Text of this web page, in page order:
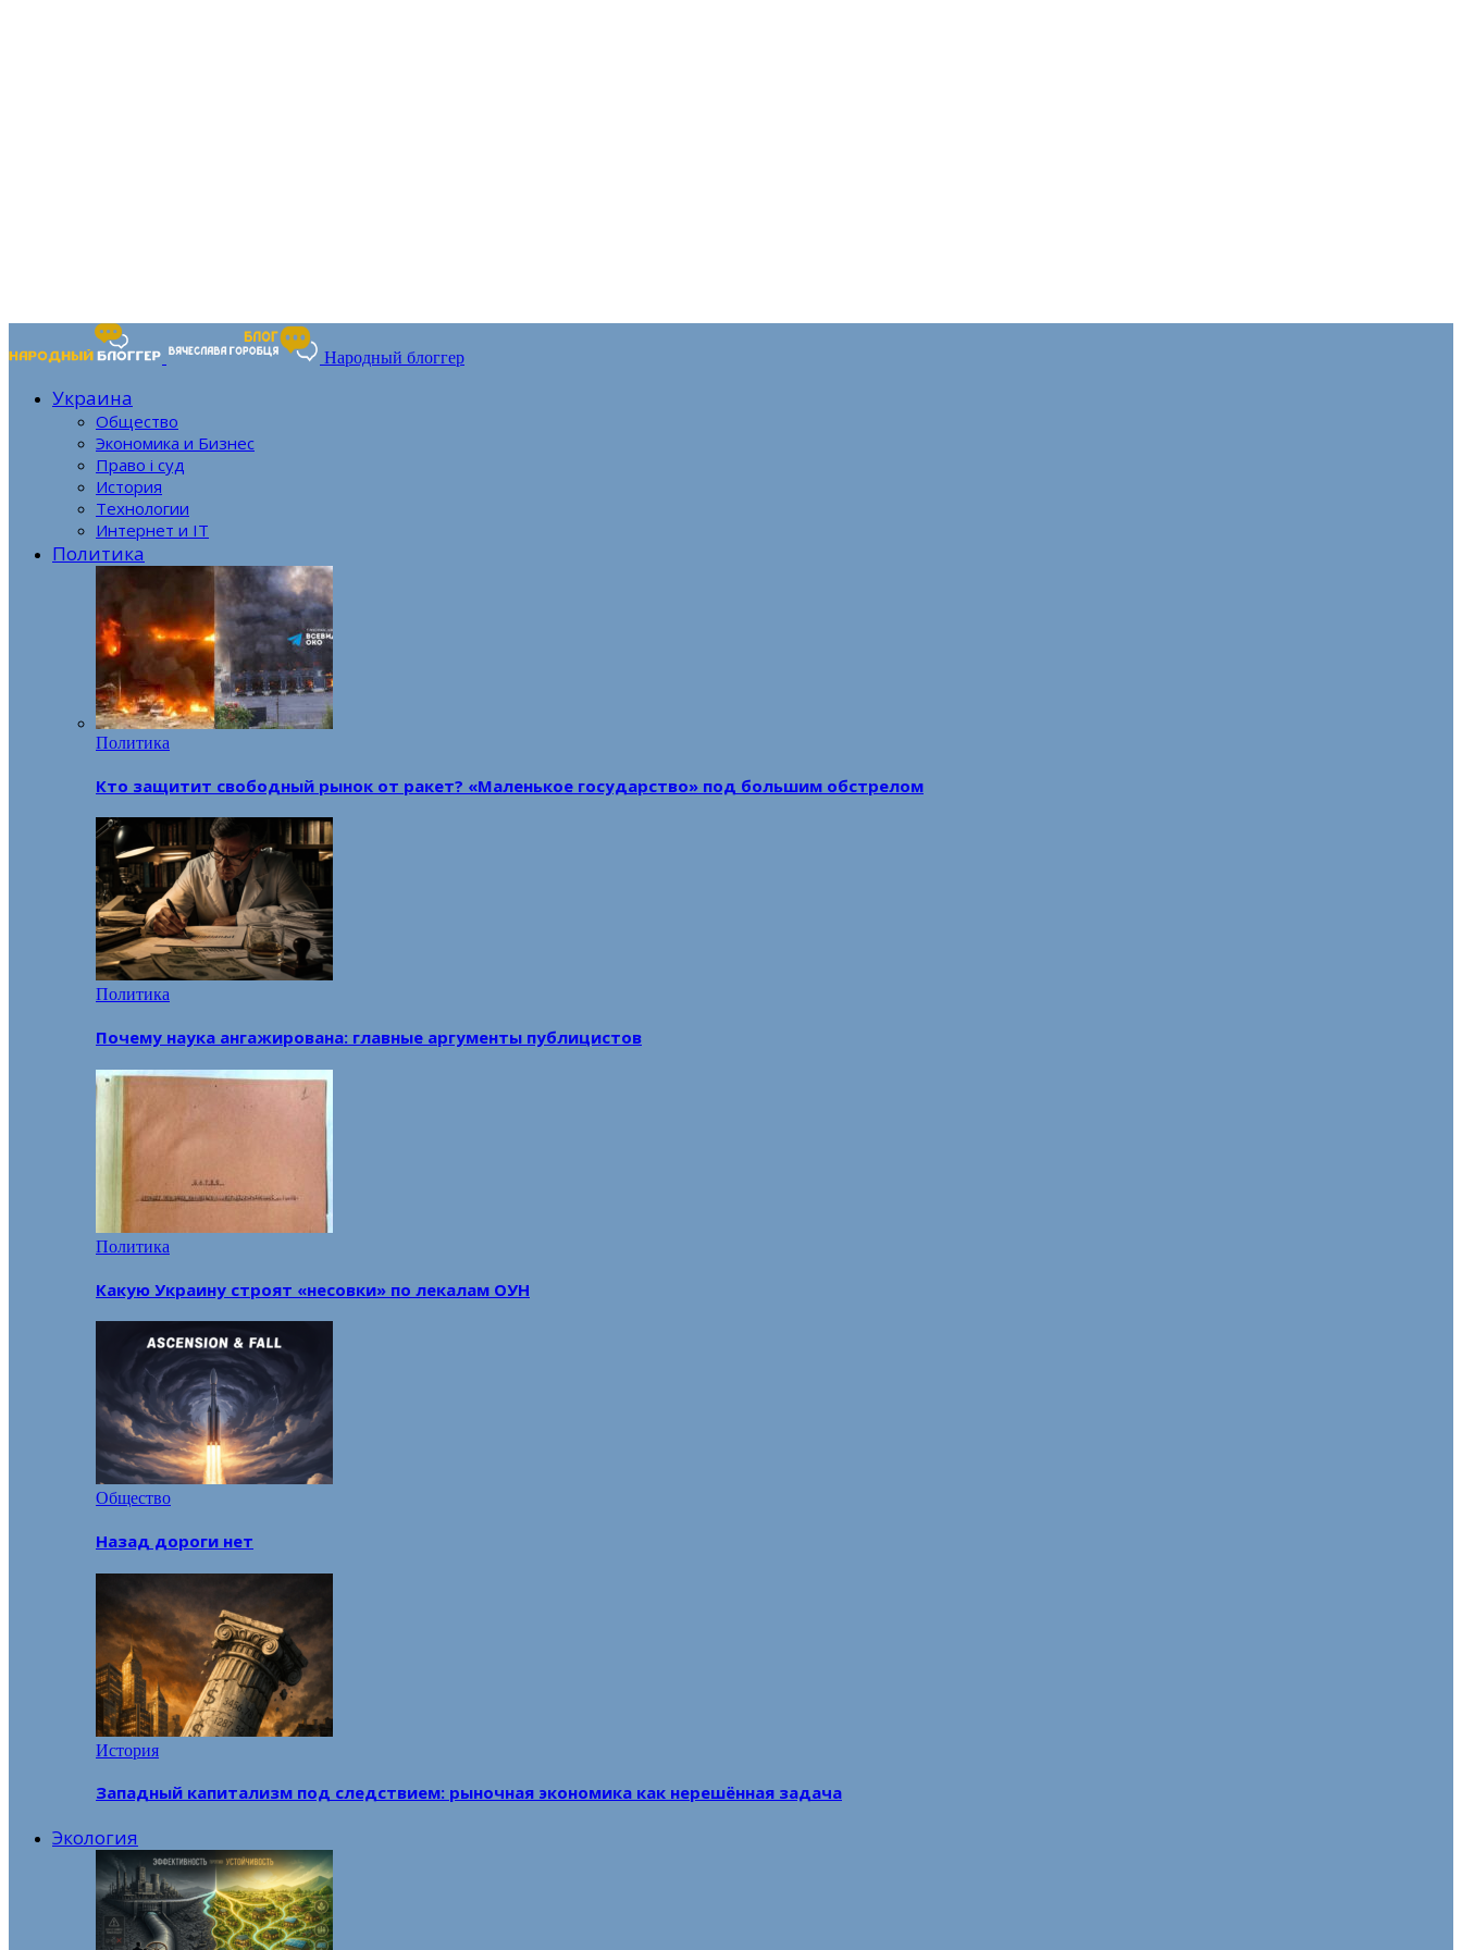
Народный блоггер
Украина
Общество
Экономика и Бизнес
Право і суд
История
Технологии
Интернет и IT
Политика
Политика
Кто защитит свободный рынок от ракет? «Маленькое государство» под большим обстрелом
Политика
Почему наука ангажирована: главные аргументы публицистов
Политика
Какую Украину строят «несовки» по лекалам ОУН
Общество
Назад дороги нет
История
Западный капитализм под следствием: рыночная экономика как нерешённая задача
Экология